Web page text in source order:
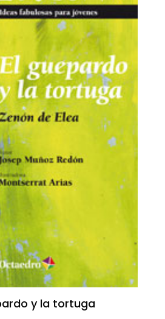
y la tortuga